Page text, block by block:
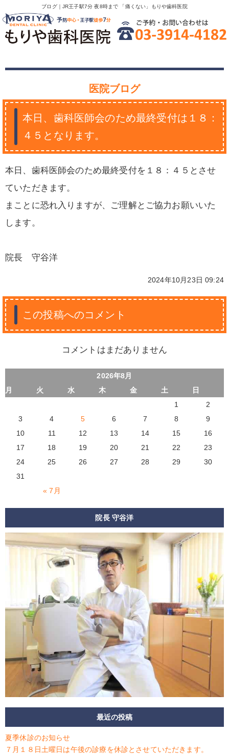
ブログ｜JR王子駅7分 夜8時まで 「痛くない」もりや歯科医院
医院ブログ
本日、歯科医師会のため最終受付は１８：
４５となります。
本日、歯科医師会のため最終受付を１８：４５とさせ
ていただきます。
まことに恐れ入りますが、ご理解とご協力お願いいた
します。
院長 守谷洋
2024年10月23日 09:24
この投稿へのコメント
コメントはまだありません
2026年8月
月
火 水 木 金 土 日
« 7月
1
2
3
4 5 6 7 8
9
10
11 12 13 14 15
16
17
18 19 20 21 22
23
24
25 26 27 28 29
30
31
院長 守谷洋
最近の投稿
夏季休診のお知らせ
７月１８日土曜日は午後の診療を休診とさせていただきます。